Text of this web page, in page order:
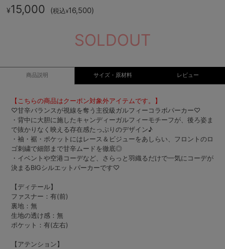
¥15,000 (税込¥16,500)
SOLDOUT
商品説明 サイズ・原材料 レビュー
【こちらの商品はクーポン対象外アイテムです。】
♡甘辛バランスが視線を奪う主役級ガルフィーコラボパーカー♡
・背中に大胆に施したキャンディーガルフィーモチーフが、後ろ姿ま
で抜かりなく映える存在感たっぷりのデザイン♪
・袖・裾・ポケットにはレース＆ビジューをあしらい、フロントのロ
ゴ刺繍で細部まで甘辛ムードを徹底◎
・イベントや空港コーデなど、さらっと羽織るだけで一気にコーデが
決まるBIGシルエットパーカーです♡
【ディテール】
ファスナー：有(前)
裏地：無
生地の透け感：無
ポケット：有(左右)
【アテンション】